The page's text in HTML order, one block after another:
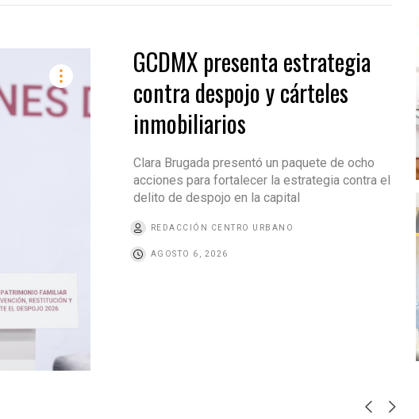
GCDMX presenta estrategia
contra despojo y cárteles
inmobiliarios
Clara Brugada presentó un paquete de ocho
acciones para fortalecer la estrategia contra el
delito de despojo en la capital
REDACCIÓN CENTRO URBANO
AGOSTO 6, 2026